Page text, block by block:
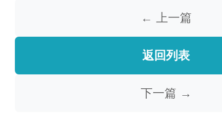
← 上一篇
返回列表
下一篇 →